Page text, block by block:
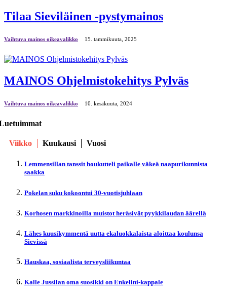
Tilaa Sieviläinen -pystymainos
Vaihtuva mainos oikeavalikko 15. tammikuuta, 2025
MAINOS Ohjelmistokehitys Pylväs
Vaihtuva mainos oikeavalikko 10. kesäkuuta, 2024
Viikko Kuukausi Vuosi
Lemmensillan tanssit houkutteli paikalle väkeä naapurikunnista
saakka
Pokelan suku kokoontui 30-vuotisjuhlaan
Korhosen markkinoilla muistot heräsivät pyykkilaudan äärellä
Lähes kuusikymmentä uutta ekaluokkalaista aloittaa koulunsa
Sievissä
Hauskaa, sosiaalista terveysliikuntaa
Kalle Jussilan oma suosikki on Enkelini-kappale